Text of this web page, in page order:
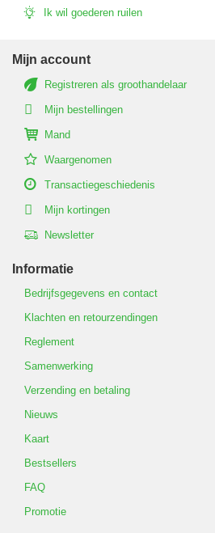
Ik wil goederen ruilen
Mijn account
Registreren als groothandelaar
Mijn bestellingen
Mand
Waargenomen
Transactiegeschiedenis
Mijn kortingen
Newsletter
Informatie
Bedrijfsgegevens en contact
Klachten en retourzendingen
Reglement
Samenwerking
Verzending en betaling
Nieuws
Kaart
Bestsellers
FAQ
Promotie